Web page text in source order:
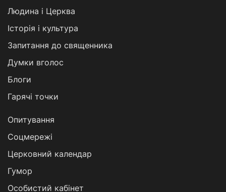
Людина і Церква
Історія і культура
Запитання до священника
Думки вголос
Блоги
Гарячі точки
Опитування
Соцмережі
Церковний календар
Гумор
Особистий кабінет